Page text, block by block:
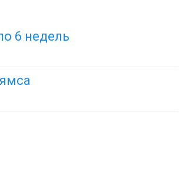
6 недель